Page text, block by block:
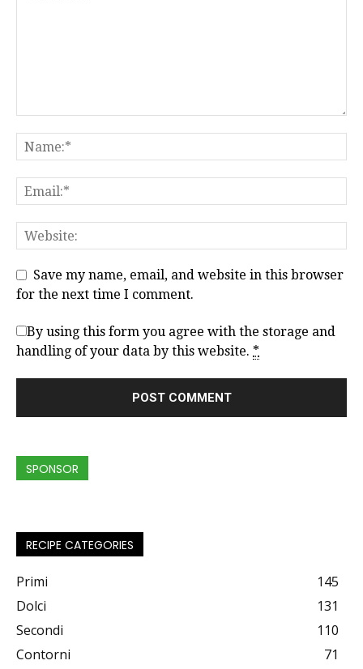
Save my name, email, and website in this browser
for the next time I comment.
By using this form you agree with the storage and
handling of your data by this website. *
SPONSOR
RECIPE CATEGORIES
Primi
145
Dolci
131
Secondi
110
Contorni
71